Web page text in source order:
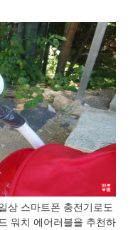
상 스마트폰 충전기로도
워치 에어러블을 추천하